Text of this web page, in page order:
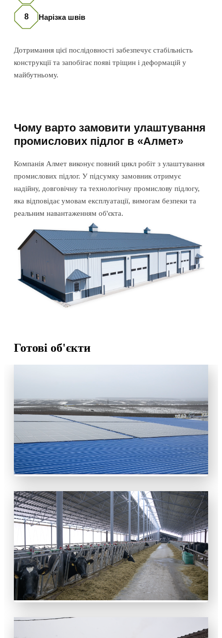
8 Нарізка швів
Дотримання цієї послідовності забезпечує стабільність
конструкції та запобігає появі тріщин і деформацій у
майбутньому.
Чому варто замовити улаштування
промислових підлог в «Алмет»
Компанія Алмет виконує повний цикл робіт з улаштування
промислових підлог. У підсумку замовник отримує
надійну, довговічну та технологічну промислову підлогу,
яка відповідає умовам експлуатації, вимогам безпеки та
реальним навантаженням об'єкта.
Готові об'єкти